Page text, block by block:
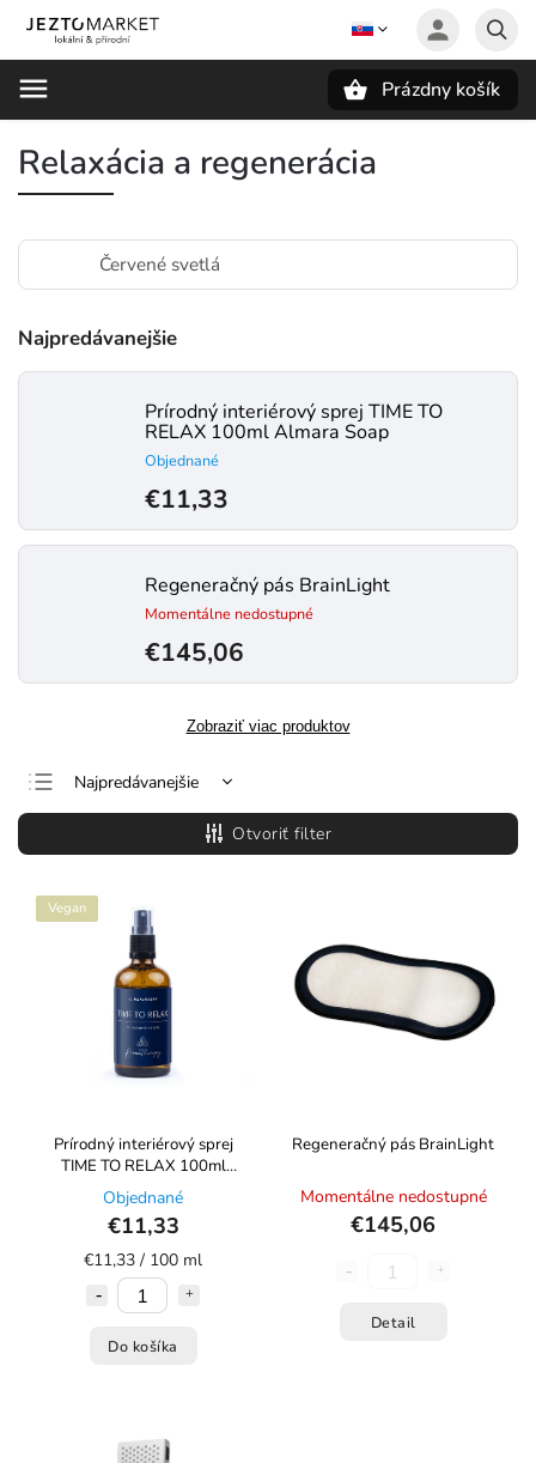
Prázdny košík
Relaxácia a regenerácia
Červené svetlá
Najpredávanejšie
Prírodný interiérový sprej TIME TO
RELAX 100ml Almara Soap
Objednané
€11,33
Regeneračný pás BrainLight
Momentálne nedostupné
€145,06
Zobraziť viac produktov
Najpredávanejšie
Najlacnejšie
Najdrahšie
Abecedne
Otvoriť filter
Vegan
Prírodný interiérový sprej
TIME TO RELAX 100ml
Almara Soap
Objednané
€11,33
€11,33 / 100 ml
Do košíka
Regeneračný pás BrainLight
Momentálne nedostupné
€145,06
Detail